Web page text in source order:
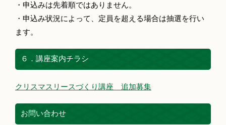
・申込みは先着順ではありません。
・申込み状況によって、定員を超える場合は抽選を行い
ます。
６．講座案内チラシ
クリスマスリースづくり講座 追加募集
お問い合わせ